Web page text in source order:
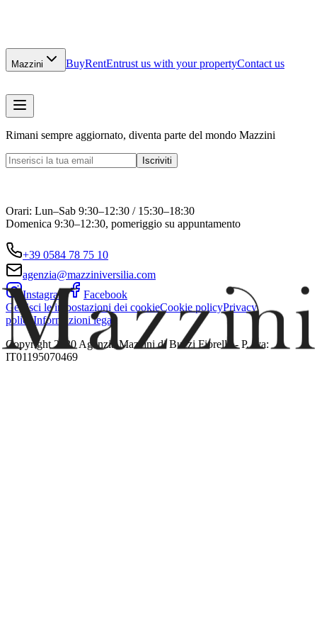
Mazzini BuyRentEntrust us with your propertyContact us
Rimani sempre aggiornato, diventa parte del mondo Mazzini
Iscriviti
Orari: Lun–Sab 9:30–12:30 / 15:30–18:30
Domenica 9:30–12:30, pomeriggio su appuntamento
+39 0584 78 75 10
agenzia@mazziniversilia.com
Instagram
Facebook
Gestisci le impostazioni dei cookieCookie policyPrivacy
policyInformazioni legali
Copyright 2020 Agenzia Mazzini di Buzzi Fiorella - P. Iva:
IT01195070469